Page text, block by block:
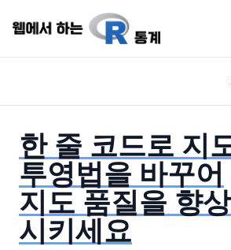
한 줄 코드로 지
투영법을 바꾸어
지도 품질을 향상
시키세요